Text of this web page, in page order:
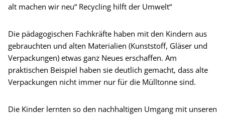
alt machen wir neu“ Recycling hilft der Umwelt“
Die pädagogischen Fachkräfte haben mit den Kindern aus
gebrauchten und alten Materialien (Kunststoff, Gläser und
Verpackungen) etwas ganz Neues erschaffen. Am
praktischen Beispiel haben sie deutlich gemacht, dass alte
Verpackungen nicht immer nur für die Mülltonne sind.
Die Kinder lernten so den nachhaltigen Umgang mit unseren